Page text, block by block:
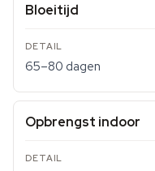
Bloeitijd
65–80 dagen
Opbrengst indoor